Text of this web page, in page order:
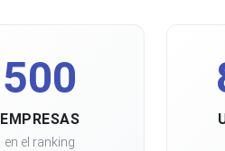
500
EMPRESAS
en el ranking